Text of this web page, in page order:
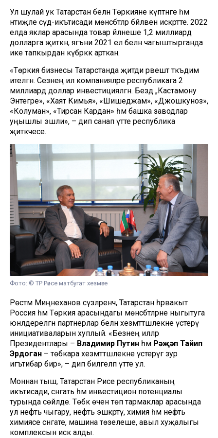
Ул шулай ук Татарстан белән Төркияне күптәнге һәм
нәтиҗәле сәүдә-икътисади мөнәсәбәтләр бәйләвен искәртте. 2022
елда яклар арасында товар әйләнеше 1,2 миллиард
долларга җиткән, ягъни 2021 ел белән чагыштырганда
ике тапкырдан күбрәккә арткан.
«Төркия бизнесы Татарстанда җитди рәвештә тәкъдим
ителгән. Сезнең ил компанияләре республикага 2
миллиард доллар инвестицияләгән. Бездә „Кастамону
Энтегре», «Хаят Кимья», «Шишеджам», «Джошкуноз»,
«Колуман», «Тирсан Кардан» һәм башка заводлар
уңышлы эшли», – дип санап үтте республика
җитәкчесе.
Фото: © ТР Рәисе матбугат хезмәте
Рөстәм Миңнеханов сүзләренчә, Татарстан һәрвакыт
Россия һәм Төркия арасындагы мөнәсәбәтләрне ныгытуга
юнәлдерелгән партнерлар белән хезмәттәшлекне үстерү
инициативаларын хуплый. «Безнең илләр
Президентлары – Владимир Путин һәм Рәҗәп Тайип
Эрдоган – төбәкара хезмәттәшлекне үстерүгә зур
игътибар бирә», – дип билгеләп үтте ул.
Моннан тыш, Татарстан Рәисе республиканың
икътисади, сәнәгать һәм инвестицион потенциалы
турында сөйләде. Төбәк өчен төп тармаклар арасында
ул нефть чыгару, нефть эшкәртү, химия һәм нефть
химиясе сәнәгате, машина төзелеше, авыл хуҗалыгы
комплексын искә алды.